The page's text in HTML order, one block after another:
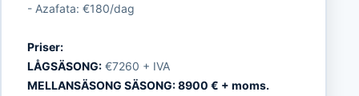
- Azafata: €180/dag
Priser:
LÅGSÄSONG:€7260 + IVA
MELLANSÄSONG SÄSONG: 8900 € + moms.